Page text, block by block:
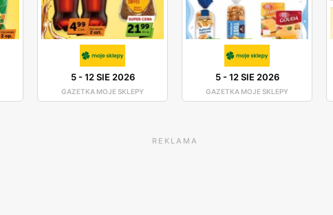
5-12 SIE 2026
GAZETKA MOJE SKLEPY
5-12 SIE 2026
GAZETKA MOJE SKLEPY
REKLAMA